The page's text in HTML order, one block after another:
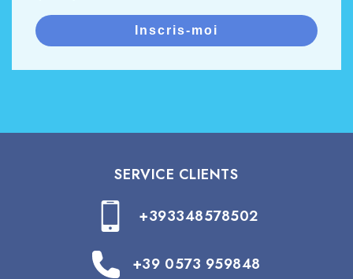
Inscris-moi
SERVICE CLIENTS
+393348578502
+39 0573 959848